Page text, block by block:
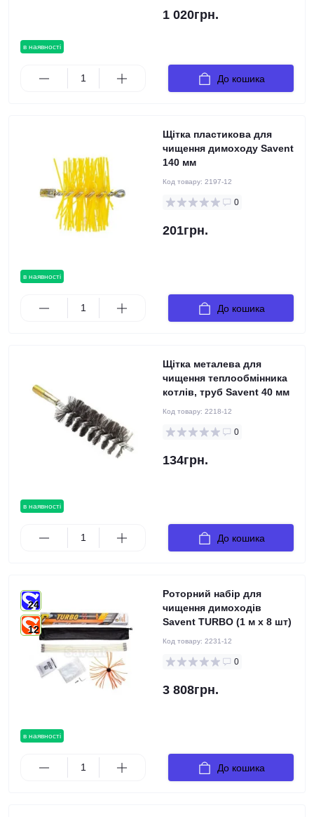
в наявності
1 020грн.
До кошика
в наявності
Щітка пластикова для
чищення димоходу Savent
140 мм
Код товару: 2197-12
0
201грн.
До кошика
в наявності
Щітка металева для
чищення теплообмінника
котлів, труб Savent 40 мм
Код товару: 2218-12
0
134грн.
До кошика
в наявності
24
12
Роторний набір для
чищення димоходів
Savent TURBO (1 м х 8 шт)
Код товару: 2231-12
0
3 808грн.
До кошика